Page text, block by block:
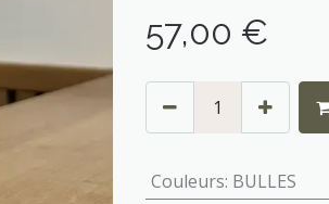
57,00 €
Couleurs: BULLES